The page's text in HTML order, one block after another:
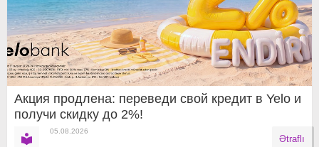
Акция продлена: переведи свой кредит в Yelo и
получи скидку до 2%!
05.08.2026
Ətraflı